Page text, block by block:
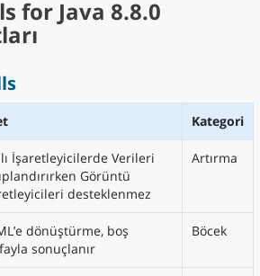
for Java 8.8.0
Kategori
İşaretleyicilerde Verileri
Görüntü
desteklenmez
Artırma
dönüştürme, boş
sonuçlanır
Böcek